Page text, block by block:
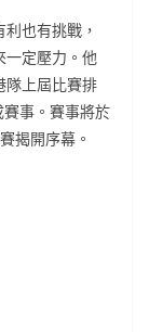
也有挑戰，
一定壓力。他
隊上屆比賽排
事。賽事將於
揭開序幕。